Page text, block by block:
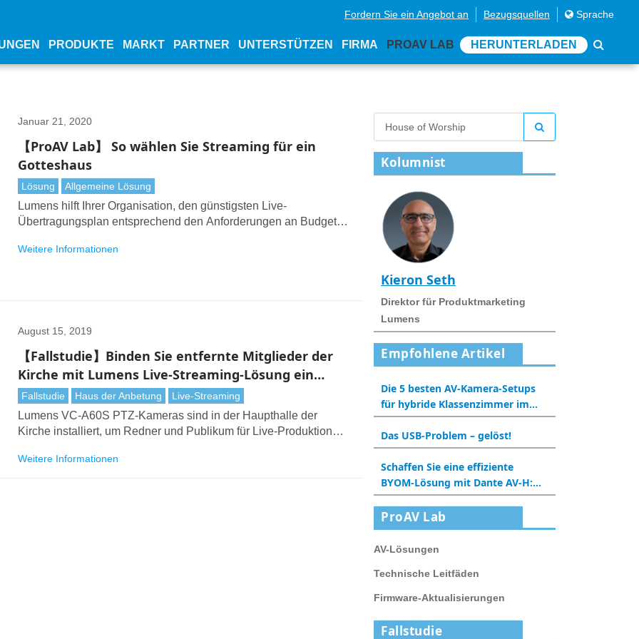
Fordern Sie ein Angebot an Bezugsquellen Sprache
PRODUKTE MARKT PARTNER UNTERSTÜTZEN FIRMA PROAV LAB HERUNTERLADEN
Januar 21, 2020
【ProAV Lab】 So wählen Sie Streaming für ein
Gotteshaus
Lösung Allgemeine Lösung
Lumens hilft Ihrer Organisation, den günstigsten Live-
Übertragungsplan entsprechend den Anforderungen an Budget
Weitere Informationen
August 15, 2019
【Fallstudie】Binden Sie entfernte Mitglieder der
Kirche mit Lumens Live-Streaming-Lösung ein
(Gyeonggi, Korea)
Fallstudie Haus der Anbetung Live-Streaming
Lumens VC-A60S PTZ-Kameras sind in der Haupthalle der
Kirche installiert, um Redner und Publikum für Live-Produktion
Weitere Informationen
Kolumnist
Kieron Seth
Direktor für Produktmarketing
Lumens
Empfohlene Artikel
Die 5 besten AV-Kamera-Setups
für hybride Klassenzimmer im
Jahr 2025
Das USB-Problem – gelöst!
Schaffen Sie eine effiziente
BYOM-Lösung mit Dante AV-H:
Eine neue Erfahrung für
Besprechungsräume und
Klassenzimmer
ProAV Lab
AV-Lösungen
Technische Leitfäden
Firmware-Aktualisierungen
Fallstudie